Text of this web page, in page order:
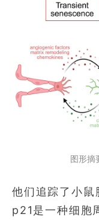
图形摘
他们追踪了小鼠
p21是一种细胞